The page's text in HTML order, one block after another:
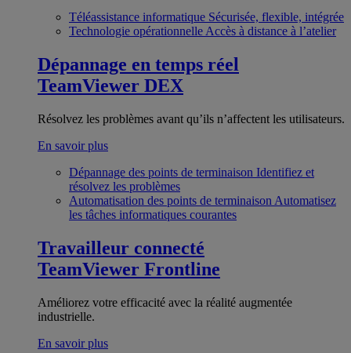
Téléassistance informatique Sécurisée, flexible, intégrée
Technologie opérationnelle Accès à distance à l’atelier
Dépannage en temps réel
TeamViewer DEX
Résolvez les problèmes avant qu’ils n’affectent les utilisateurs.
En savoir plus
Dépannage des points de terminaison Identifiez et
résolvez les problèmes
Automatisation des points de terminaison Automatisez
les tâches informatiques courantes
Travailleur connecté
TeamViewer Frontline
Améliorez votre efficacité avec la réalité augmentée
industrielle.
En savoir plus